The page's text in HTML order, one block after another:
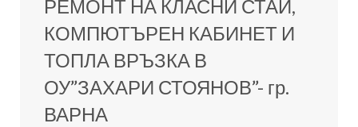
РЕМОНТ НА КЛАСНИ СТАИ,
КОМПЮТЪРЕН КАБИНЕТ И
ТОПЛА ВРЪЗКА В
ОУ”ЗАХАРИ СТОЯНОВ”- гр.
ВАРНА